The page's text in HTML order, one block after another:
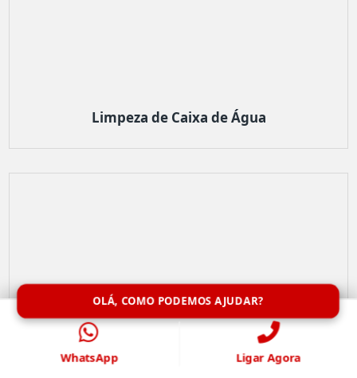
Limpeza de Caixa de Água
OLÁ, COMO PODEMOS AJUDAR?
WhatsApp Ligar Agora